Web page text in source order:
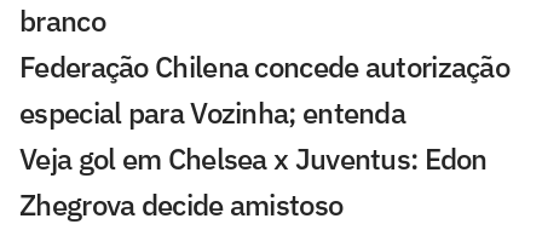
branco
Federação Chilena concede autorização
especial para Vozinha; entenda
Veja gol em Chelsea x Juventus: Edon
Zhegrova decide amistoso